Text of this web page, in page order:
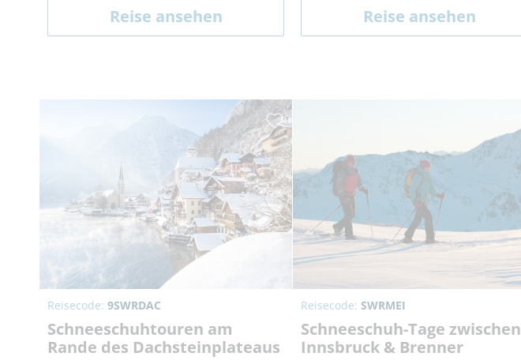
Reise ansehen Reise ansehen
Reisecode: 9SWRDAC
Schneeschuhtouren am
Rande des Dachsteinplateaus
Reisecode: SWRMEI
Schneeschuh-Tage zwischen
Innsbruck & Brenner